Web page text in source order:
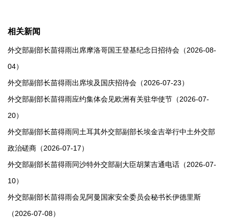
相关新闻
外交部副部长苗得雨出席摩洛哥国王登基纪念日招待会（2026-08-
04）
外交部副部长苗得雨出席埃及国庆招待会（2026-07-23）
外交部副部长苗得雨应约集体会见欧洲有关驻华使节（2026-07-
20）
外交部副部长苗得雨同土耳其外交部副部长埃金吉举行中土外交部
政治磋商（2026-07-17）
外交部副部长苗得雨同沙特外交部副大臣胡莱吉通电话（2026-07-
10）
外交部副部长苗得雨会见阿曼国家安全委员会秘书长伊德里斯
（2026-07-08）